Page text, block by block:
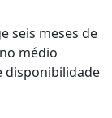
seis meses de
médio
disponibilidade